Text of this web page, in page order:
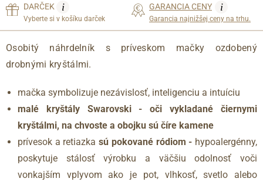
DARČEK i
Vyberte si v košíku darček
GARANCIA CENY i
Garancia najnižšej ceny na trhu.
Osobitý náhrdelník s príveskom mačky ozdobený
drobnými kryštálmi.
mačka symbolizuje nezávislosť, inteligenciu a intuíciu
malé kryštály Swarovski - oči vykladané čiernymi
kryštálmi, na chvoste a obojku sú číre kamene
prívesok a retiazkasú pokované ródiom - hypoalergénny,
poskytuje stálosť výrobku a väčšiu odolnosť voči
vonkajším vplyvom ako je pot, vlhkosť, svetlo alebo